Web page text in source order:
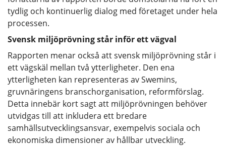
tydlig och kontinuerlig dialog med företaget under hela
processen.
Svensk miljöprövning står inför ett vägval
Rapporten menar också att svensk miljöprövning står i
ett vägskäl mellan två ytterligheter. Den ena
ytterligheten kan representeras av Swemins,
gruvnäringens branschorganisation, reformförslag.
Detta innebär kort sagt att miljöprövningen behöver
utvidgas till att inkludera ett bredare
samhällsutvecklingsansvar, exempelvis sociala och
ekonomiska dimensioner av hållbar utveckling.